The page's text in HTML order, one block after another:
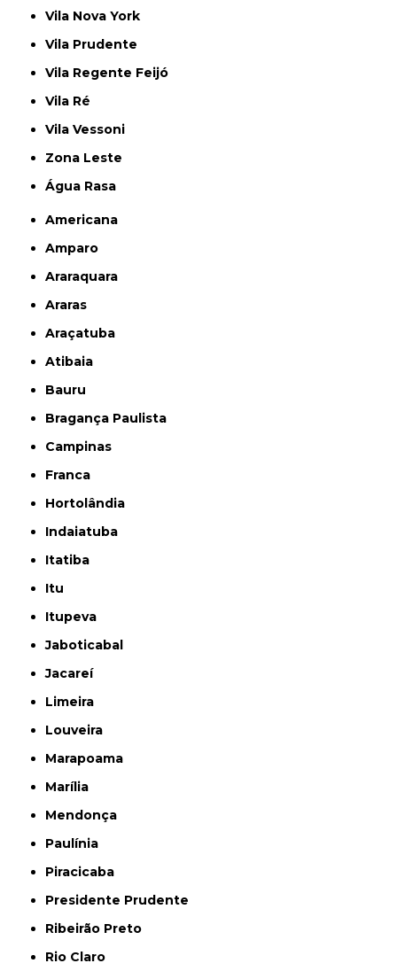
Vila Nova York
Vila Prudente
Vila Regente Feijó
Vila Ré
Vila Vessoni
Zona Leste
Água Rasa
Americana
Amparo
Araraquara
Araras
Araçatuba
Atibaia
Bauru
Bragança Paulista
Campinas
Franca
Hortolândia
Indaiatuba
Itatiba
Itu
Itupeva
Jaboticabal
Jacareí
Limeira
Louveira
Marapoama
Marília
Mendonça
Paulínia
Piracicaba
Presidente Prudente
Ribeirão Preto
Rio Claro